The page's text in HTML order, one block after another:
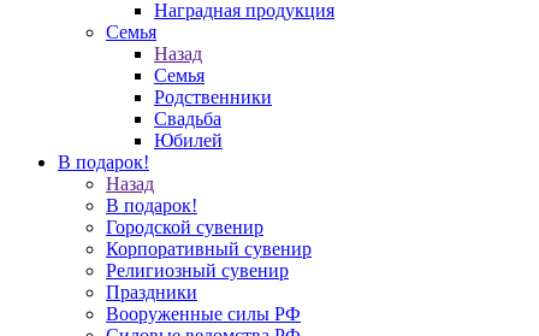
Наградная продукция
Семья
Назад
Семья
Родственники
Свадьба
Юбилей
В подарок!
Назад
В подарок!
Городской сувенир
Корпоративный сувенир
Религиозный сувенир
Праздники
Вооруженные силы РФ